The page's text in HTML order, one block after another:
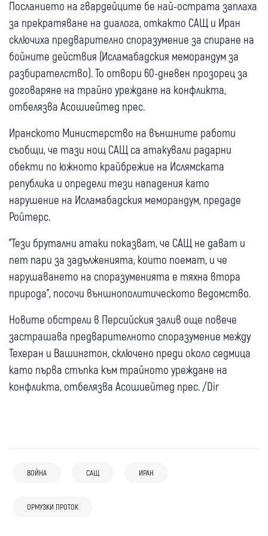
Посланието на гвардейците бе най-острата заплаха
за прекратяване на диалога, откакто САЩ и Иран
сключиха предварително споразумение за спиране на
бойните действия (Исламабадския меморандум за
разбирателство). То отвори 60-дневен прозорец за
договаряне на трайно уреждане на конфликта,
отбелязва Асошиейтед прес.
Иранското Министерство на външните работи
съобщи, че тази нощ САЩ са атакували радарни
обекти по южното крайбрежие на Ислямската
република и определи тези нападения като
нарушение на Исламабадския меморандум, предаде
Ройтерс.
"Тези брутални атаки показват, че САЩ не дават и
пет пари за задълженията, които поемат, и че
нарушаването на споразуменията е тяхна втора
природа", посочи външнополитическото ведомство.
Новите обстрели в Персийския залив още повече
застрашава предварителното споразумение между
Техеран и Вашингтон, сключено преди около седмица
като първа стъпка към трайното уреждане на
конфликта, отбелязва Асошиейтед прес. /Dir
ВОЙНА САЩ ИРАН
ОРМУЗКИ ПРОТОК
пенсионер
Украйна удари две руски рафинерии,
Свят 06 авг
Свят 06 авг